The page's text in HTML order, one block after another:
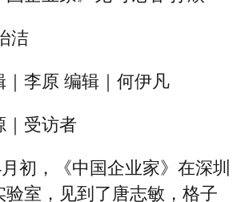
洁
｜李原 编辑｜何伊凡
｜受访者
初，《中国企业家》在深圳
验室，见到了唐志敏，格子